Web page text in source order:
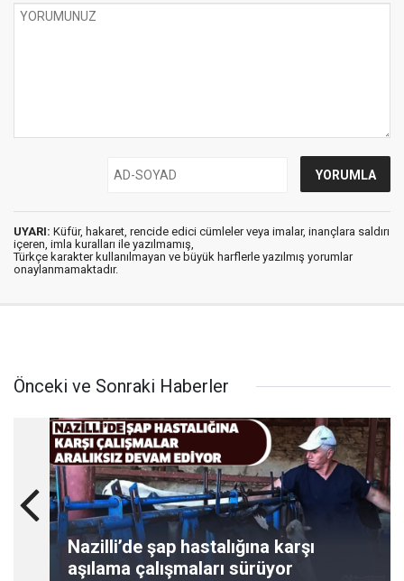
UYARI: Küfür, hakaret, rencide edici cümleler veya imalar, inançlara saldırı
içeren, imla kuralları ile yazılmamış,
Türkçe karakter kullanılmayan ve büyük harflerle yazılmış yorumlar
onaylanmamaktadır.
Önceki ve Sonraki Haberler
Nazilli’de şap hastalığına karşı
aşılama çalışmaları sürüyor